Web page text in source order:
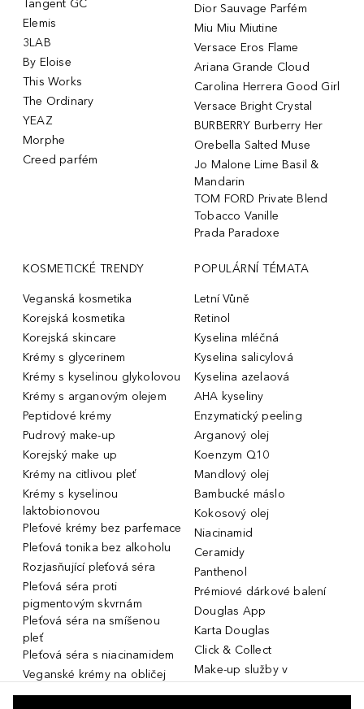
Tangent GC
Elemis
3LAB
By Eloise
This Works
The Ordinary
YEAZ
Morphe
Creed parfém
Dior Sauvage Parfém
Miu Miu Miutine
Versace Eros Flame
Ariana Grande Cloud
Carolina Herrera Good Girl
Versace Bright Crystal
BURBERRY Burberry Her
Orebella Salted Muse
Jo Malone Lime Basil &
Mandarin
TOM FORD Private Blend
Tobacco Vanille
Prada Paradoxe
KOSMETICKÉ TRENDY
Veganská kosmetika
Korejská kosmetika
Korejská skincare
Krémy s glycerinem
Krémy s kyselinou glykolovou
Krémy s arganovým olejem
Peptidové krémy
Pudrový make-up
Korejský make up
Krémy na citlivou pleť
Krémy s kyselinou
laktobionovou
Pleťové krémy bez parfemace
Pleťová tonika bez alkoholu
Rozjasňující pleťová séra
Pleťová séra proti
pigmentovým skvrnám
Pleťová séra na smíšenou
pleť
Pleťová séra s niacinamidem
Veganské krémy na obličej
Miniatury parfémů, cestovní
POPULÁRNÍ TÉMATA
Letní Vůně
Retinol
Kyselina mléčná
Kyselina salicylová
Kyselina azelaová
AHA kyseliny
Enzymatický peeling
Arganový olej
Koenzym Q10
Mandlový olej
Bambucké máslo
Kokosový olej
Niacinamid
Ceramidy
Panthenol
Prémiové dárkové balení
Douglas App
Karta Douglas
Click & Collect
Make-up služby v
parfumeriích Douglas